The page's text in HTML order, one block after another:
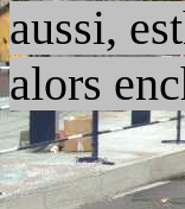
aussi,
alors